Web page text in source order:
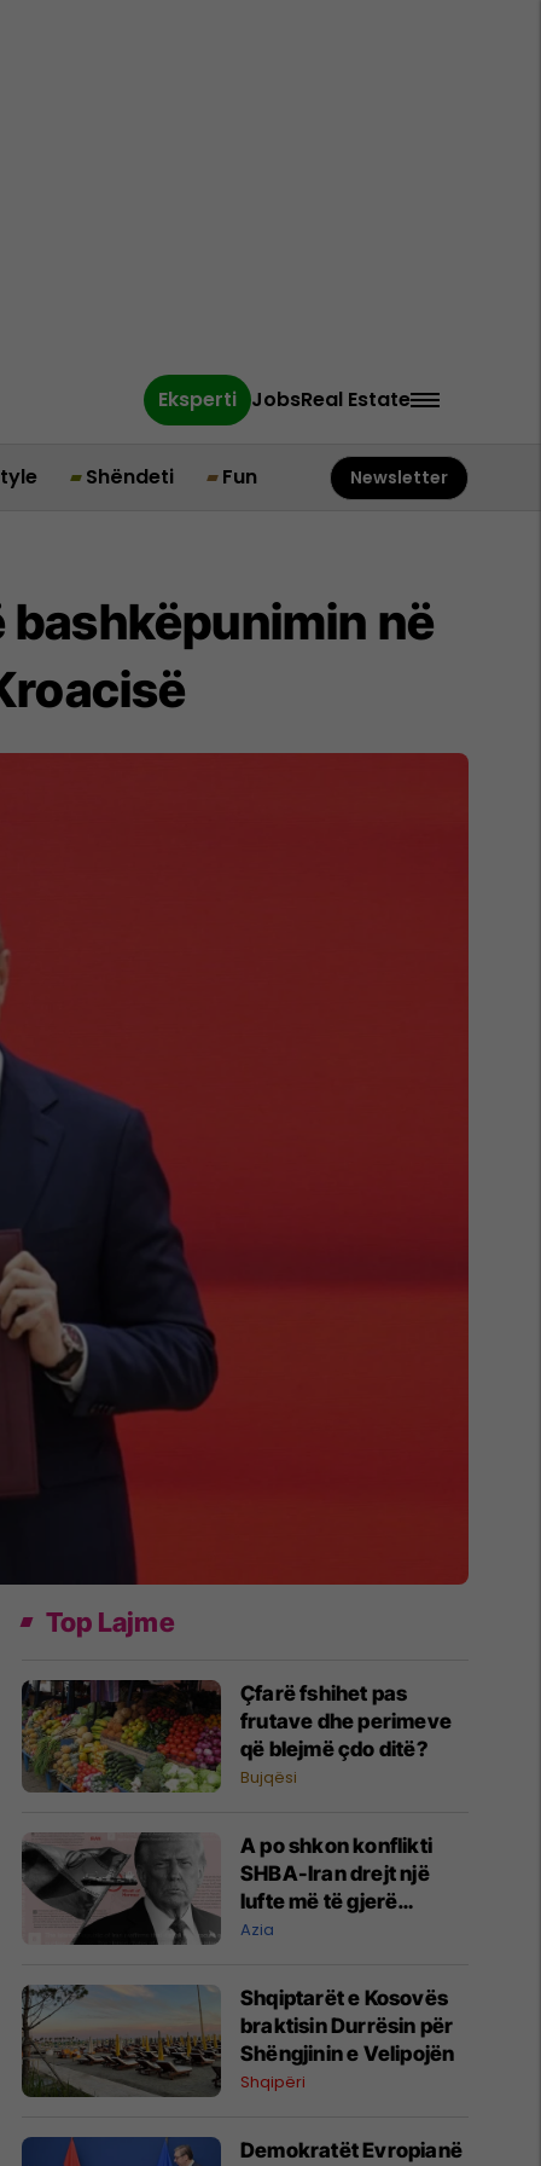
Eksperti JobsReal Estate
Shëndeti Fun Newsletter
në
Top Lajme
​Çfarë fshihet pas
frutave dhe perimeve
që blejmë çdo ditë?
Bujqësi
A po shkon konflikti
SHBA-Iran drejt një
lufte më të gjerë
rajonale?
Azia
Shqiptarët e Kosovës
braktisin Durrësin për
Shëngjinin e Velipojën
Shqipëri
Demokratët Evropianë